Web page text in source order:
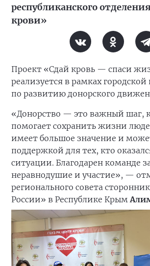
республиканского
крови»
Проект «Сдай кровь — спаси
реализуется в рамках
по развитию донорского
«Донорство — это важный шаг,
помогает сохранить жизни
имеет большое значение и
поддержкой для тех, кто
ситуации. Благодарен команде
неравнодушие и участие», —
регионального совета
России» в Республике Крым